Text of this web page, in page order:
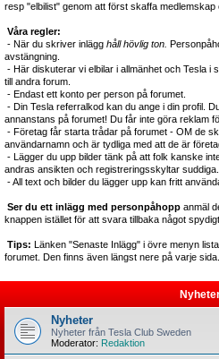
resp "elbilist" genom att först skaffa medlemskap
Våra regler:
- När du skriver inlägg håll hövlig ton.
avstängning.
- Här diskuterar vi elbilar i allmänhet och Tesla i
till andra forum.
- Endast ett konto per person på forumet.
- Din Tesla referralkod kan du ange i din profil.
annanstans på forumet! Du får inte göra reklam
- Företag får starta trådar på forumet - OM de
användarnamn och är tydliga med att de är
- Lägger du upp bilder tänk på att folk kanske
andras ansikten och registreringsskyltar suddiga.
- All text och bilder du lägger upp kan fritt
Ser du ett inlägg med personpåhopp anmäl
knappen istället för att svara tillbaka något spydigt.
Tips: Länken "Senaste Inlägg" i övre menyn
forumet. Den finns även längst nere på varje sida.
Nyheter
Nyheter från Tesla Club Sweden
Moderator: Redaktion